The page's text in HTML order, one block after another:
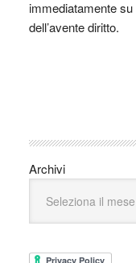
immediatamente
dell’avente diritto.
Archivi